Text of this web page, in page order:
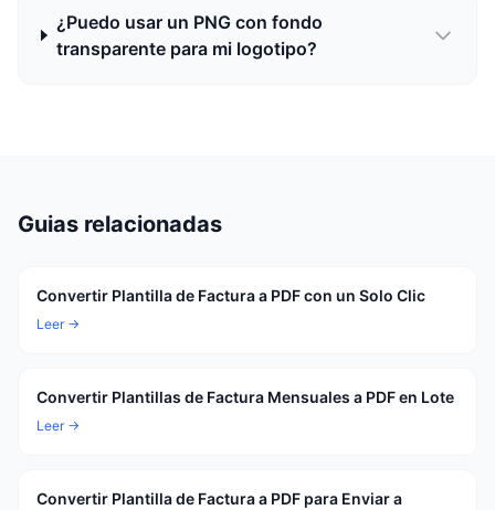
¿Puedo usar un PNG con fondo
transparente para mi logotipo?
Guias relacionadas
Convertir Plantilla de Factura a PDF con un Solo Clic
Leer →
Convertir Plantillas de Factura Mensuales a PDF en Lote
Leer →
Convertir Plantilla de Factura a PDF para Enviar a